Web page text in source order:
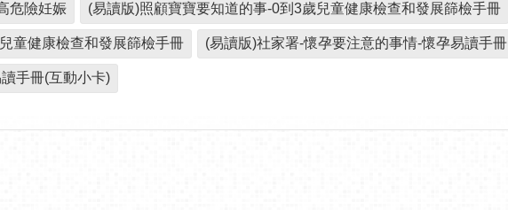
危險妊娠 (易讀版)照顧寶寶要知道的事-0到3歲兒童健康檢查和發展篩檢手冊
童健康檢查和發展篩檢手冊 (易讀版)社家署-懷孕要注意的事情-懷孕易讀手冊
手冊(互動小卡)